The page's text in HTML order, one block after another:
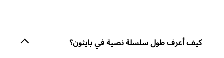
كيف أعرف طول سلسلة نصية في بايثون؟